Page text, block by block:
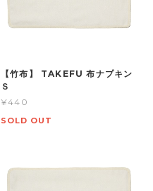
【竹布】 TAKEFU 布ナプキン
Ｓ
¥440
SOLD OUT